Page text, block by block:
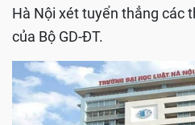
Hà Nội xét tuyển thẳng các
của Bộ GD-ĐT.